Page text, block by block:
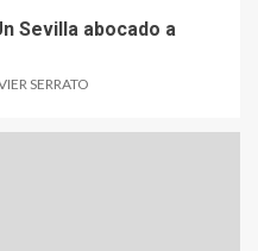
Sevilla abocado a
SERRATO